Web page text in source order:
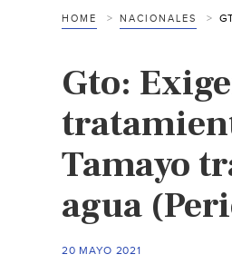
HOME NACIONALES
Gto:
Tamayo
agua
20 MAYO 2021